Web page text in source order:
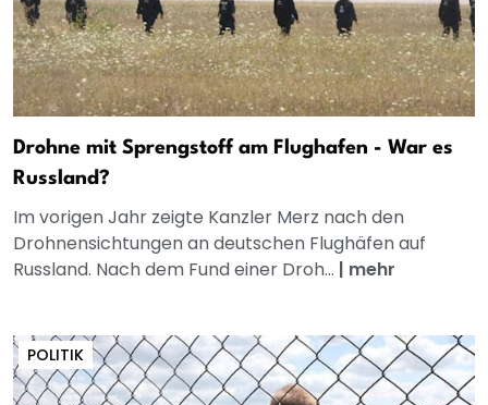
Drohne mit Sprengstoff am Flughafen - War es
Russland?
Im vorigen Jahr zeigte Kanzler Merz nach den
Drohnensichtungen an deutschen Flughäfen auf
Russland. Nach dem Fund einer Droh... | mehr
POLITIK